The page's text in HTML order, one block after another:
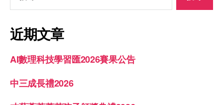
近期文章
AI數理科技學習匯2026賽果公告
中三成長禮2026